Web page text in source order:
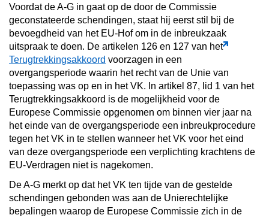
Voordat de A-G in gaat op de door de Commissie
geconstateerde schendingen, staat hij eerst stil bij de
bevoegdheid van het EU-Hof om in de inbreukzaak
uitspraak te doen. De artikelen 126 en 127 van het
Terugtrekkingsakkoord voorzagen in een
overgangsperiode waarin het recht van de Unie van
toepassing was op en in het VK. In artikel 87, lid 1 van het
Terugtrekkingsakkoord is de mogelijkheid voor de
Europese Commissie opgenomen om binnen vier jaar na
het einde van de overgangsperiode een inbreukprocedure
tegen het VK in te stellen wanneer het VK voor het eind
van deze overgangsperiode een verplichting krachtens de
EU-Verdragen niet is nagekomen.
De A-G merkt op dat het VK ten tijde van de gestelde
schendingen gebonden was aan de Unierechtelijke
bepalingen waarop de Europese Commissie zich in de